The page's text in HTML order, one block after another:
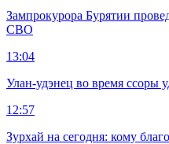
Зампрокурора Бурятии
СВО
13:04
Улан-удэнец во время ссоры
12:57
Зурхай на сегодня: кому